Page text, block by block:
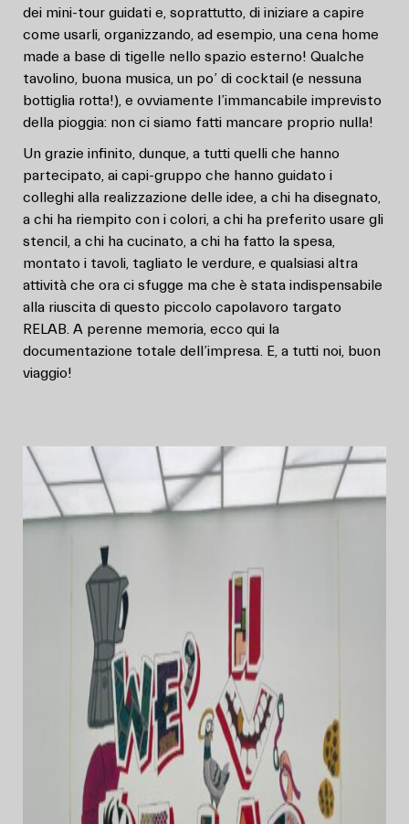
dei mini-tour guidati e, soprattutto, di iniziare a capire
come usarli, organizzando, ad esempio, una cena home
made a base di tigelle nello spazio esterno! Qualche
tavolino, buona musica, un po’ di cocktail (e nessuna
bottiglia rotta!), e ovviamente l’immancabile imprevisto
della pioggia: non ci siamo fatti mancare proprio nulla!
Un grazie infinito, dunque, a tutti quelli che hanno
partecipato, ai capi-gruppo che hanno guidato i
colleghi alla realizzazione delle idee, a chi ha disegnato,
a chi ha riempito con i colori, a chi ha preferito usare gli
stencil, a chi ha cucinato, a chi ha fatto la spesa,
montato i tavoli, tagliato le verdure, e qualsiasi altra
attività che ora ci sfugge ma che è stata indispensabile
alla riuscita di questo piccolo capolavoro targato
RELAB. A perenne memoria, ecco qui la
documentazione totale dell’impresa. E, a tutti noi, buon
viaggio!